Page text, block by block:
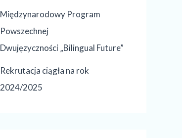
Międzynarodowy Program
Powszechnej
Dwujęzyczności „Bilingual Future”
Rekrutacja ciągła na rok
2024/2025